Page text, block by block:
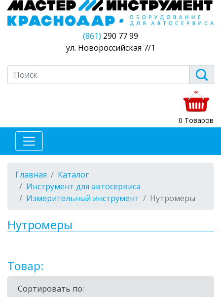
(861) 290 77 99
ул. Новороссийская 7/1
0 Товаров
Главная
Каталог
Инструмент для автосервиса
Измерительный инструмент
Нутромеры
Нутромеры
Товар:
Сортировать по: